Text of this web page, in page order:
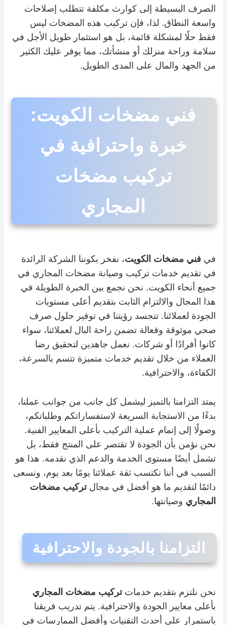
الصرف البسيطة إلى كوارث مكلفة تتطلب إصلاحات
واسعة النطاق. لذا، فإن تركيب هذه المضخات ليس
فقط حلًا لمشكلة قائمة، بل هو استثمار طويل الأجل في
سلامة وراحة منزلك أو منشأتك، مما يوفر عليك الكثير
من الجهد والمال على المدى الطويل.
فني مضخات الكويت:
خبرة واحترافية في
تركيب مضخات
المجاري
في فني مضخات الكويت، نفخر بكوننا الشركة الرائدة
في تقديم خدمات تركيب وصيانة مضخات المجاري في
جميع أنحاء الكويت. نحن نجمع بين الخبرة الطويلة في
هذا المجال والالتزام الثابت بتقديم أعلى مستويات
الجودة لعملائنا. تتجسد رؤيتنا في توفير حلول صرف
صحي موثوقة وفعالة تضمن راحة البال لعملائنا، سواء
كانوا أفرادًا أو شركات. نعمل جاهدين لتحقيق رضا
العملاء من خلال تقديم خدمات متميزة تتسم بالسرعة،
الكفاءة، والاحترافية.
يمتد التزامنا بالتميز ليشمل كل جانب من جوانب عملنا،
بدءًا من الاستجابة السريعة لاستفساراتكم وطلباتكم،
وصولًا إلى إتمام عملية التركيب بأعلى المعايير الفنية.
نحن نؤمن بأن الجودة لا تقتصر على المنتج فقط، بل
تشمل أيضًا مستوى الخدمة والدعم الذي نقدمه. هذا هو
السبب في أننا نكتسب ثقة عملائنا يومًا بعد يوم، ونسعى
دائمًا لتقديم ما هو أفضل في مجالتركيب مضخات
المجاري وصيانتها.
التزامنا بالجودة والاحترافية
نحن نلتزم بتقديم خدماتتركيب مضخات المجاري
بأعلى معايير الجودة والاحترافية. يتم تدريب فريقنا
باستمرار على أحدث التقنيات وأفضل الممارسات في